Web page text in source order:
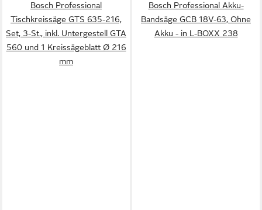
Bosch Professional
Tischkreissäge GTS 635-216,
Set, 3-St., inkl. Untergestell GTA
560 und 1 Kreissägeblatt Ø 216
mm
Bosch Professional Akku-
Bandsäge GCB 18V-63, Ohne
Akku - in L-BOXX 238